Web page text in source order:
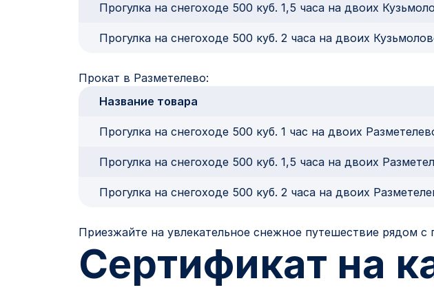
Прогулка на снегоходе 500 куб. 1,5 часа на двоих
Прогулка на снегоходе 500 куб. 2 часа на двоих
Прокат в Разметелево:
Название товара
Прогулка на снегоходе 500 куб. 1 час на двоих
Прогулка на снегоходе 500 куб. 1,5 часа на двоих
Прогулка на снегоходе 500 куб. 2 часа на двоих
Приезжайте на увлекательное снежное путешествие рядом с
Сертификат на